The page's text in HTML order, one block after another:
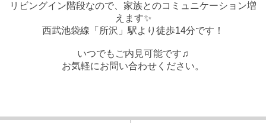
リビングイン階段なので、家族とのコミュニケーション増
えます✨
西武池袋線「所沢」駅より徒歩14分です！
いつでもご内見可能です♫
お気軽にお問い合わせください。